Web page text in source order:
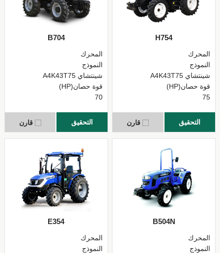
H754
المحرك
النموذج
شينتشاي A4K43T75
قوة حصان(HP)
75
قارن التحقيق
B704
المحرك
النموذج
شينتشاي A4K43T75
قوة حصان(HP)
70
قارن التحقيق
B504N
المحرك
النموذج
E354
المحرك
النموذج